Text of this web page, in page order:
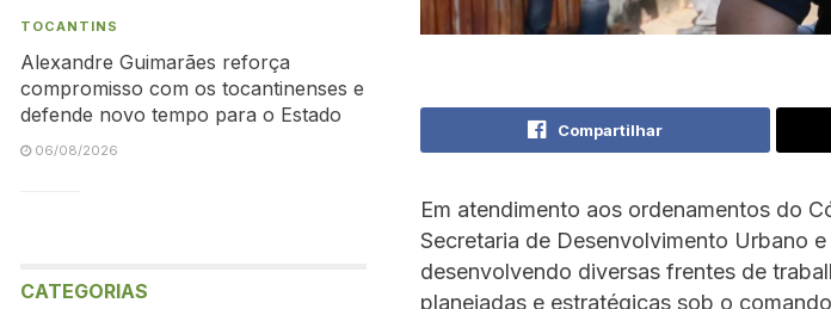
Compartilhar
Em atendimento aos ordenamentos do
Secretaria de Desenvolvimento Urbano
desenvolvendo diversas frentes de
planejadas e estratégicas sob o
TOCANTINS
Alexandre Guimarães reforça
compromisso com os tocantinenses e
defende novo tempo para o Estado
06/08/2026
CATEGORIAS